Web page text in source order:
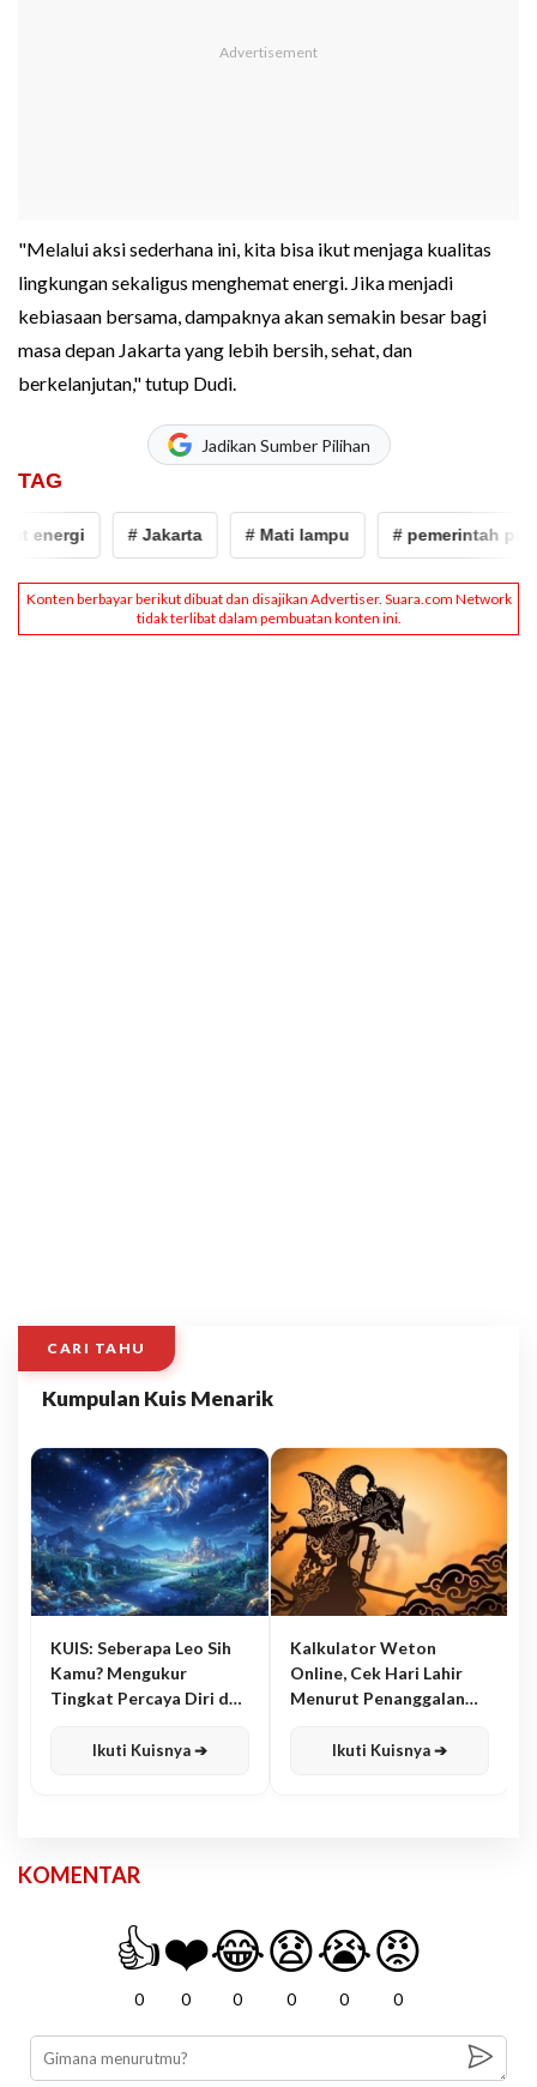
"Melalui aksi sederhana ini, kita bisa ikut menjaga kualitas
lingkungan sekaligus menghemat energi. Jika menjadi
kebiasaan bersama, dampaknya akan semakin besar bagi
masa depan Jakarta yang lebih bersih, sehat, dan
berkelanjutan," tutup Dudi.
Jadikan Sumber Pilihan
TAG
energi # Jakarta # Mati lampu # pemerintah
CARI TAHU
Kumpulan Kuis Menarik
KUIS: Seberapa Leo Sih
Kamu? Mengukur
Tingkat Percaya Diri dan
Ikuti Kuisnya ➔
Kalkulator Weton
Online, Cek Hari Lahir
Menurut Penanggalan
Ikuti Kuisnya ➔
KOMENTAR
👍
0
❤️
0
😂
0
😧
0
😭
0
😡
0